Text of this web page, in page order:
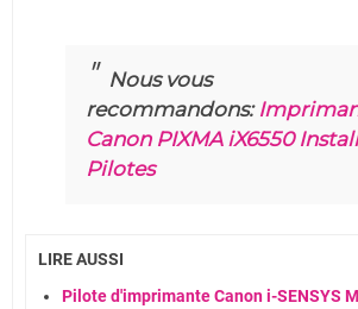
Nous vous
recommandons:
Canon PIXMA iX6550
Pilotes
LIRE AUSSI
Pilote d'imprimante Canon i-SENSYS